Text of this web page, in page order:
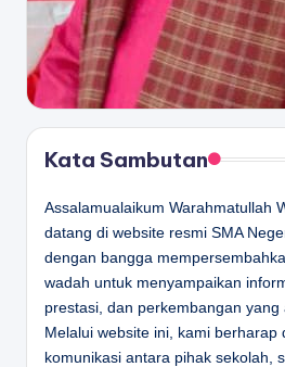
Kata Sambutan
Assalamualaikum Warahmatullah
datang di website resmi SMA
dengan bangga
wadah untuk menyampaikan
prestasi, dan perkembangan yang
Melalui website ini, kami berharap
komunikasi antara pihak sekolah,